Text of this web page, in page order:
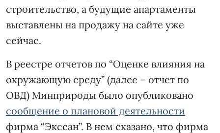
строительство, а будущие апартаменты
выставлены на продажу на сайте уже
сейчас.
В реестре отчетов по “Оценке влияния на
окружающую среду” (далее – отчет по
ОВД) Минприроды было опубликовано
сообщение о плановой деятельности
фирма “Экссан”. В нем сказано, что фирма